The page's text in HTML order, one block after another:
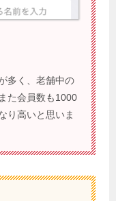
多く、老舗中の
た会員数も1000
り高いと思いま